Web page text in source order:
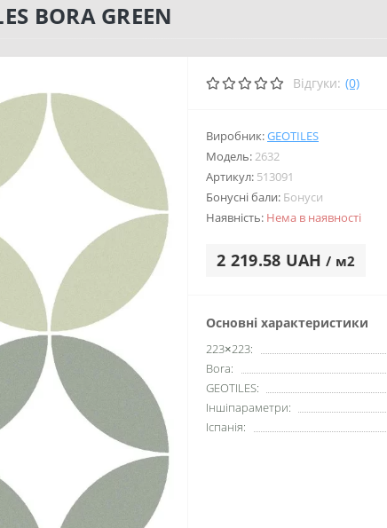
BORA GREEN
Відгуки: (0)
Виробник:GEOTILES
Модель:2632
Артикул: 513091
Бонусні бали: Бонуси
Наявність: Нема в наявності
2 219.58 UAH / м2
Основні характеристики
223×223:
Bora:
GEOTILES:
Іншіпараметри:
Іспанія: